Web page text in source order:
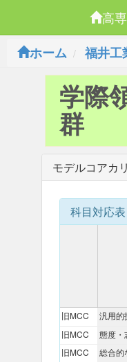
高
ホーム
福井工
学際
群
モデルコアカ
科目対応表
旧MCC
旧MCC
旧MCC
汎用的
態度・
総合的